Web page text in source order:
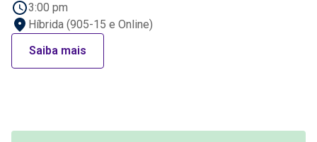
3:00 pm
Híbrida (905-15 e Online)
Saiba mais